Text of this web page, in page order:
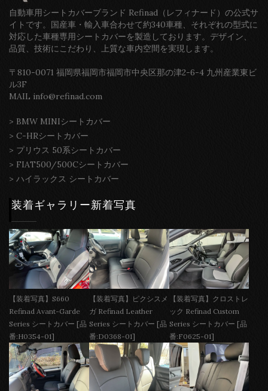
自動車用シートカバーブランド Refinad（レフィナード）の公式サ
イトです。国産車・輸入車合わせて約340車種、それぞれの型式に
対応した車種専用シートカバーを製造しております。デザイン、
品質、技術にこだわり、上質な車内空間を実現します。
〒810-0071 福岡県福岡市福岡市中央区那の津2-6-4 九州産業東ビ
ル3F
MAIL info@refinad.com
> BMW MINIシートカバー
> C-HRシートカバー
> プリウス 50系シートカバー
> FIAT500/500Cシートカバー
> ハイラックス シートカバー
装着ギャラリー新着写真
【装着写真】S660
Refinad Avant-Garde
Series シートカバー [品
番:H0354-01]
【装着写真】ピクシスメ
ガ Refinad Leather
Series シートカバー [品
番:D0368-01]
【装着写真】クロストレ
ック Refinad Custom
Series シートカバー [品
番:F0625-01]